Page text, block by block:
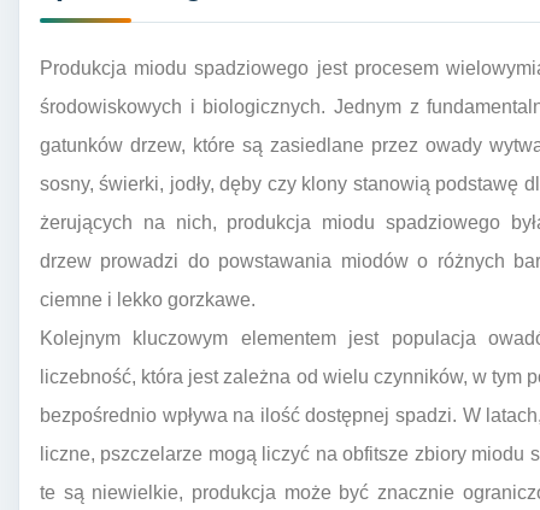
Produkcja miodu spadziowego jest procesem
środowiskowych i biologicznych. Jednym z
gatunków drzew, które są zasiedlane przez owady
sosny, świerki, jodły, dęby czy klony stanowią podstawę
żerujących na nich, produkcja miodu spadziowego
drzew prowadzi do powstawania miodów o różnych
ciemne i lekko gorzkawe.
Kolejnym kluczowym elementem jest populacja
liczebność, która jest zależna od wielu czynników, w tym
bezpośrednio wpływa na ilość dostępnej spadzi. W
liczne, pszczelarze mogą liczyć na obfitsze zbiory
te są niewielkie, produkcja może być znacznie